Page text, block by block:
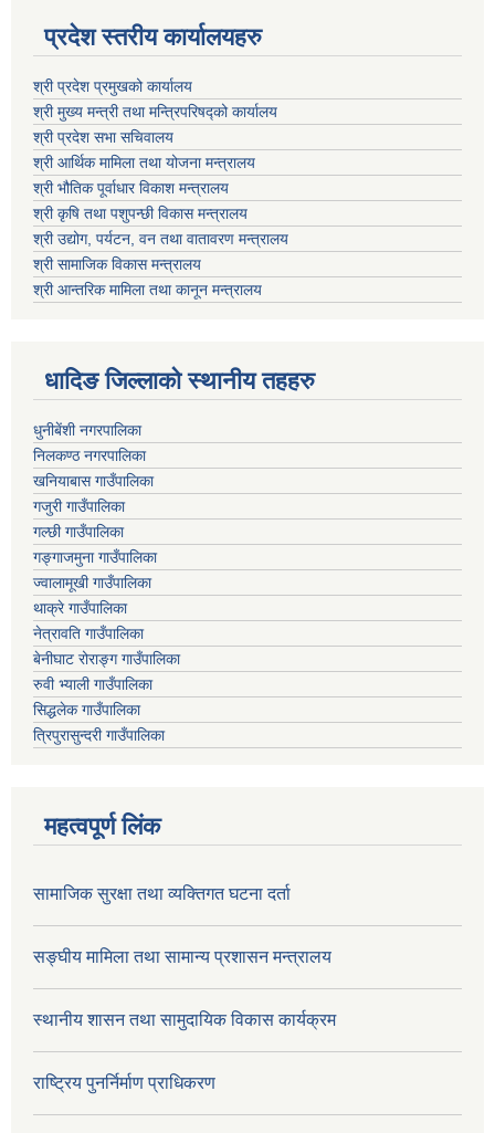
प्रदेश स्तरीय कार्यालयहरु
श्री प्रदेश प्रमुखको कार्यालय
श्री मुख्य मन्त्री तथा मन्त्रिपरिषद्को कार्यालय
श्री प्रदेश सभा सचिवालय
श्री आर्थिक मामिला तथा योजना मन्त्रालय
श्री भौतिक पूर्वाधार विकाश मन्त्रालय
श्री कृषि तथा पशुपन्छी विकास मन्त्रालय
श्री उद्योग, पर्यटन, वन तथा वातावरण मन्त्रालय
श्री सामाजिक विकास मन्त्रालय
श्री आन्तरिक मामिला तथा कानून मन्त्रालय
धादिङ जिल्लाकाे स्थानीय तहहरु
धुनीबेंशी नगरपालिका
निलकण्ठ नगरपालिका
खनियाबास गाउँपालिका
गजुरी गाउँपालिका
गल्छी गाउँपालिका
गङ्गाजमुना गाउँपालिका
ज्वालामूखी गाउँपालिका
थाक्रे गाउँपालिका
नेत्रावति गाउँपालिका
बेनीघाट रोराङ्ग गाउँपालिका
रुवी भ्याली गाउँपालिका
सिद्धलेक गाउँपालिका
त्रिपुरासुन्दरी गाउँपालिका
महत्वपूर्ण लिंक
सामाजिक सुरक्षा तथा व्यक्तिगत घटना दर्ता
सङ्घीय मामिला तथा सामान्य प्रशासन मन्त्रालय
स्थानीय शासन तथा सामुदायिक विकास कार्यक्रम
राष्ट्रिय पुनर्निर्माण प्राधिकरण